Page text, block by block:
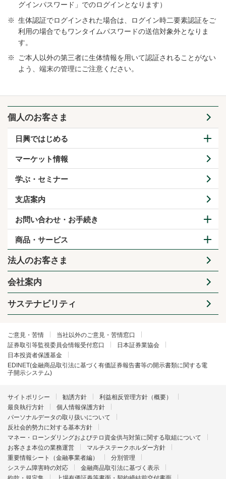
グインパスワード」でのログインとなります）
※ 生体認証でログインされた場合は、ログイン時二要素認証をご
利用の場合でもワンタイムパスワードの送信対象外となりま
す。
※
ご本人以外の第三者に生体情報を用いて認証されることがない
よう、端末の管理にご注意ください。
個人のお客さま
日興ではじめる
マーケット情報
学ぶ・セミナー
支店案内
お問い合わせ・お手続き
商品・サービス
法人のお客さま
会社案内
サステナビリティ
ご意見・苦情
当社以外のご意見・苦情窓口
証券取引等監視委員会情報受付窓口
日本証券業協会
日本投資者保護基金
EDINET(金融商品取引法に基づく有価証券報告書等の開示書類に関する電
子開示システム)
サイトポリシー 勧誘方針
利益相反管理方針（概要）
最良執行方針
個人情報保護方針
パーソナルデータの取り扱いについて
反社会的勢力に対する基本方針
マネー・ローンダリングおよびテロ資金供与対策に関する取組について
お客さま本位の業務運営
マルチステークホルダー方針
重要情報シート（金融事業者編）
分別管理
システム障害時の対応
金融商品取引法に基づく表示